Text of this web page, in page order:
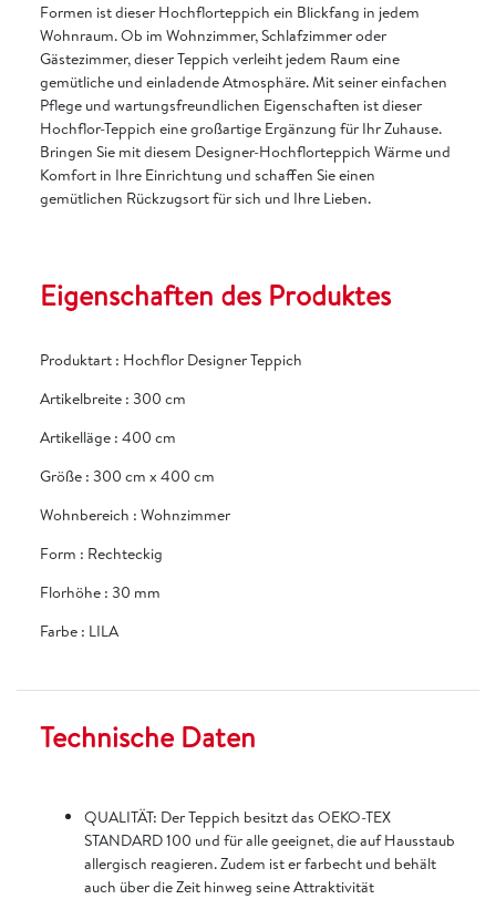
Formen ist dieser Hochflorteppich ein Blickfang in jedem
Wohnraum. Ob im Wohnzimmer, Schlafzimmer oder
Gästezimmer, dieser Teppich verleiht jedem Raum eine
gemütliche und einladende Atmosphäre. Mit seiner einfachen
Pflege und wartungsfreundlichen Eigenschaften ist dieser
Hochflor-Teppich eine großartige Ergänzung für Ihr Zuhause.
Bringen Sie mit diesem Designer-Hochflorteppich Wärme und
Komfort in Ihre Einrichtung und schaffen Sie einen
gemütlichen Rückzugsort für sich und Ihre Lieben.
Eigenschaften des Produktes
Produktart : Hochflor Designer Teppich
Artikelbreite : 300 cm
Artikelläge : 400 cm
Größe : 300 cm x 400 cm
Wohnbereich : Wohnzimmer
Form : Rechteckig
Florhöhe : 30 mm
Farbe : LILA
Technische Daten
QUALITÄT: Der Teppich besitzt das OEKO-TEX
STANDARD 100 und für alle geeignet, die auf Hausstaub
allergisch reagieren. Zudem ist er farbecht und behält
auch über die Zeit hinweg seine Attraktivität